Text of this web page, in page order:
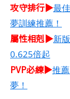
攻守排行▶最
夢訓練推薦！
屬性相剋▶新
0.625倍起
PVP必練▶推
夢！